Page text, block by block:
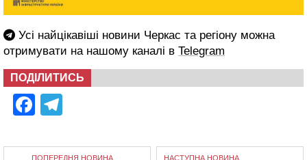
Усі найцікавіші новини Черкас та регіону можна
отримувати на нашому каналі в Telegram
ПОДІЛИТИСЬ
Facebook
ПОПЕРЕДНЯ НОВИНА НАСТУПНА НОВИНА